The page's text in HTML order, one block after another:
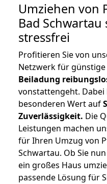
Umziehen von
Bad Schwartau
stressfrei
Profitieren Sie von
Netzwerk für
Beiladung
vonstattengeht.
besonderen Wert auf
Zuverlässigkeit. Die
Leistungen machen
für Ihren Umzug von
Schwartau. Ob Sie
ein großes Haus
passende Lösung für